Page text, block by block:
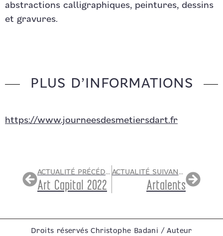
abstractions calligraphiques, peintures, dessins
et gravures.
PLUS D’INFORMATIONS
https://www.journeesdesmetiersdart.fr
ACTUALITÉ PRÉCÉDENTE
Art Capital 2022
ACTUALITÉ SUIVANTE
Artalents
Droits réservés Christophe Badani / Auteur